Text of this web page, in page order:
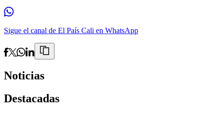
Sigue el canal de El País Cali en WhatsApp
Noticias
Destacadas